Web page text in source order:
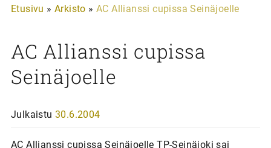
Etusivu » Arkisto » AC Allianssi cupissa Seinäjoelle
AC Allianssi cupissa
Seinäjoelle
Julkaistu 30.6.2004
AC Allianssi cupissa Seinäjoelle TP-Seinäjoki sai